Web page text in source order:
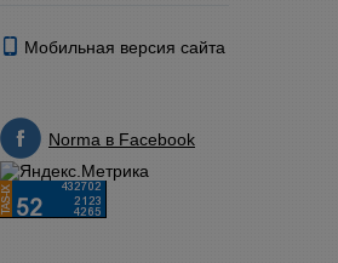
Мобильная версия сайта
Norma в Facebook